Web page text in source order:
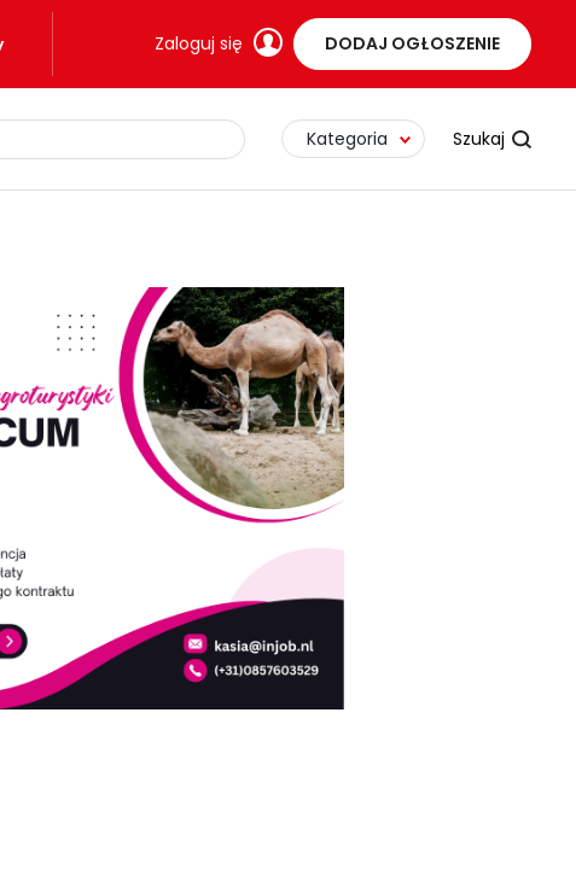
Zaloguj się DODAJ OGŁOSZENIE
Kategoria